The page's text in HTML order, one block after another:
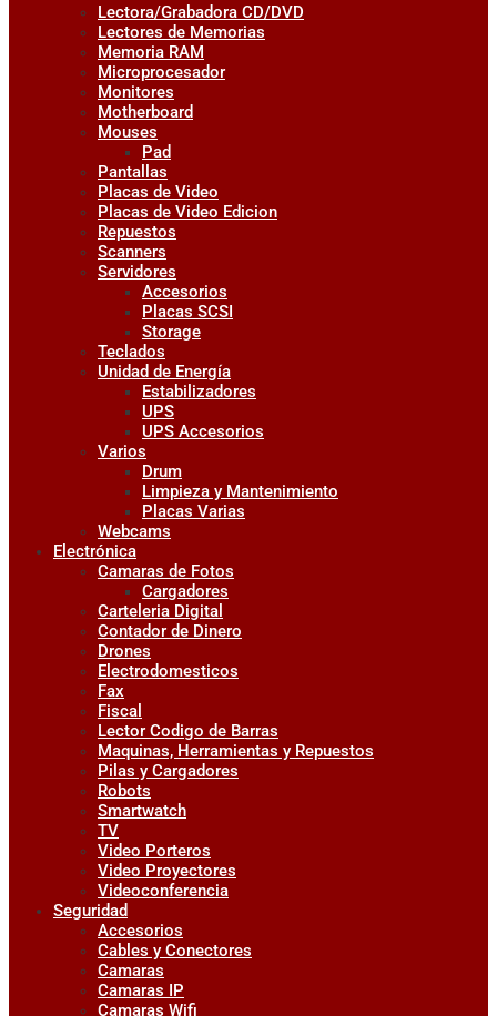
Lectora/Grabadora CD/DVD
Lectores de Memorias
Memoria RAM
Microprocesador
Monitores
Motherboard
Mouses
Pad
Pantallas
Placas de Video
Placas de Video Edicion
Repuestos
Scanners
Servidores
Accesorios
Placas SCSI
Storage
Teclados
Unidad de Energía
Estabilizadores
UPS
UPS Accesorios
Varios
Drum
Limpieza y Mantenimiento
Placas Varias
Webcams
Electrónica
Camaras de Fotos
Cargadores
Carteleria Digital
Contador de Dinero
Drones
Electrodomesticos
Fax
Fiscal
Lector Codigo de Barras
Maquinas, Herramientas y Repuestos
Pilas y Cargadores
Robots
Smartwatch
TV
Video Porteros
Video Proyectores
Videoconferencia
Seguridad
Accesorios
Cables y Conectores
Camaras
Camaras IP
Camaras Wifi